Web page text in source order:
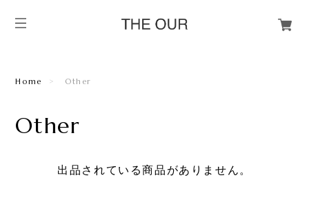
Home Other
Other
出品されている商品がありません。